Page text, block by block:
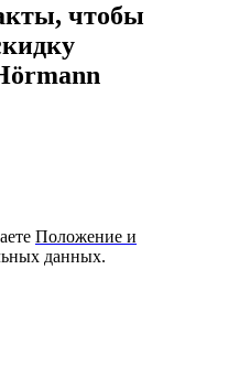
чтобы
Положение и
данных.